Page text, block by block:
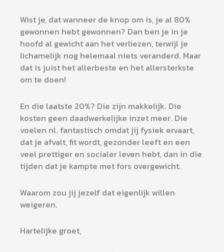
Wist je, dat wanneer de knop om is, je al 80%
gewonnen hebt gewonnen? Dan ben je in je
hoofd al gewicht aan het verliezen, terwijl je
lichamelijk nog helemaal niets veranderd. Maar
dat is juist het allerbeste en het allersterkste
om te doen!
En die laatste 20%? Die zijn makkelijk. Die
kosten geen daadwerkelijke inzet meer. Die
voelen nl. fantastisch omdat jij fysiek ervaart,
dat je afvalt, fit wordt, gezonder leeft en een
veel prettiger en socialer leven hebt, dan in die
tijden dat je kampte met fors overgewicht.
Waarom zou jij jezelf dat eigenlijk willen
weigeren.
Hartelijke groet,